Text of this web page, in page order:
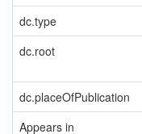
dc.type
dc.root
dc.placeOfPublication
Appears in